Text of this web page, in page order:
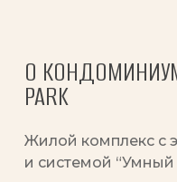
О
PARK
Жилой комплекс с
и системой “Умный